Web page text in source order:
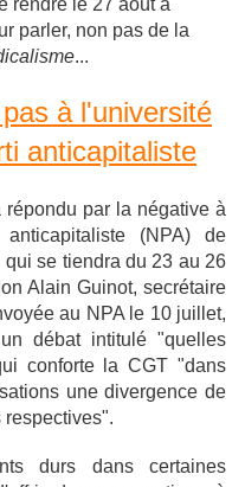
rendre le 27 août à
parler, non pas de la
...
à l'université
anticapitaliste
par la négative à
(NPA) de
se tiendra du 23 au 26
Alain Guinot, secrétaire
au NPA le 10 juillet,
débat intitulé "quelles
conforte la CGT "dans
une divergence de
durs dans certaines